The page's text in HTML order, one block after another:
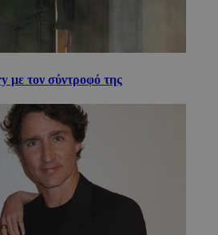
τον σύντροφό της